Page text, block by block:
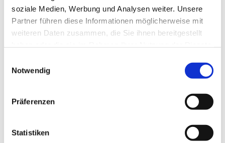
soziale Medien, Werbung und Analysen weiter. Unsere
Partner führen diese Informationen möglicherweise mit
weiteren Daten zusammen, die Sie ihnen bereitgestellt
Notwendig
Präferenzen
Statistiken